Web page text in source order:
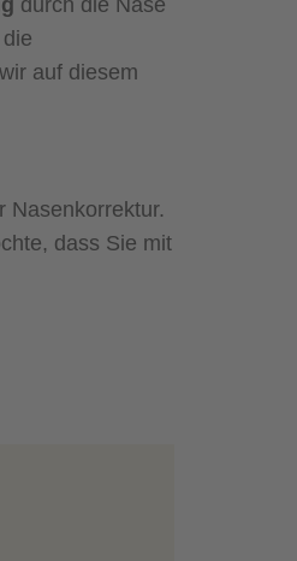
auf diesem
Nasenkorrektur.
dass Sie mit